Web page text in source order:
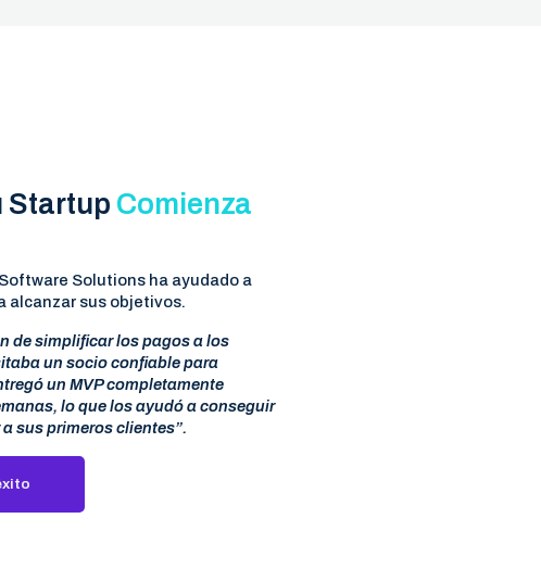
Startup Comienza
Solutions ha ayudado a
alcanzar sus objetivos.
de simplificar los pagos a los
un socio confiable para
un MVP completamente
lo que los ayudó a conseguir
sus primeros clientes”.